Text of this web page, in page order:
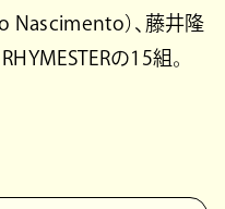
Nascimento）、藤井隆
の15組。